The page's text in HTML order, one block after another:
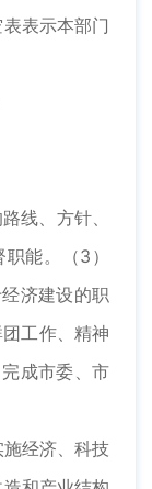
表示本部门
线、方针、
能。（3）
济建设的职
工作、精神
成市委、市
经济、科技